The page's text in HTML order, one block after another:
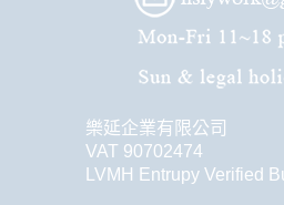
樂延企業有限公司
VAT 90702474
LVMH Entrupy Verified